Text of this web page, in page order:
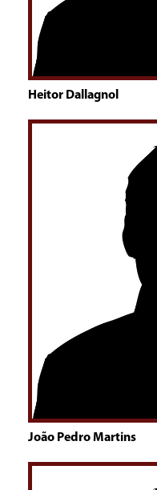
Heitor Dallagnol
João Pedro Martins